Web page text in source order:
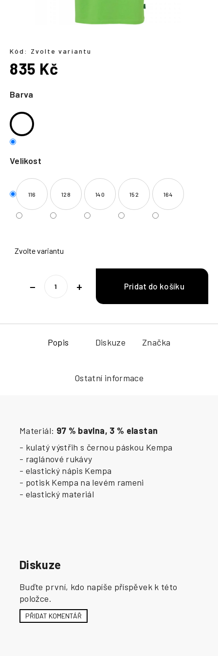
Barva
Velikost
116 128 140 152 164
Zvolte variantu
+
−
Kód: Zvolte variantu
835 Kč
cena:
Popis Diskuze Značka
Ostatní informace
Materiál: 97 % bavlna, 3 % elastan
- kulatý výstřih s černou páskou Kempa
- raglánové rukávy
- elastický nápis Kempa
- potisk Kempa na levém rameni
- elastický materiál
Diskuze
Buďte první, kdo napíše příspěvek k této
položce.
PŘIDAT KOMENTÁŘ
t
?